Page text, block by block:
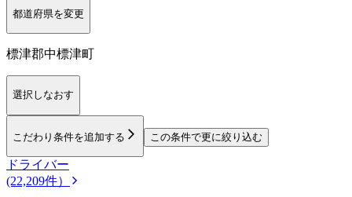
都道府県を変更
標津郡中標津町
選択しなおす
こだわり条件を追加する この条件で更に絞り込む
ドライバー
(22,209件）